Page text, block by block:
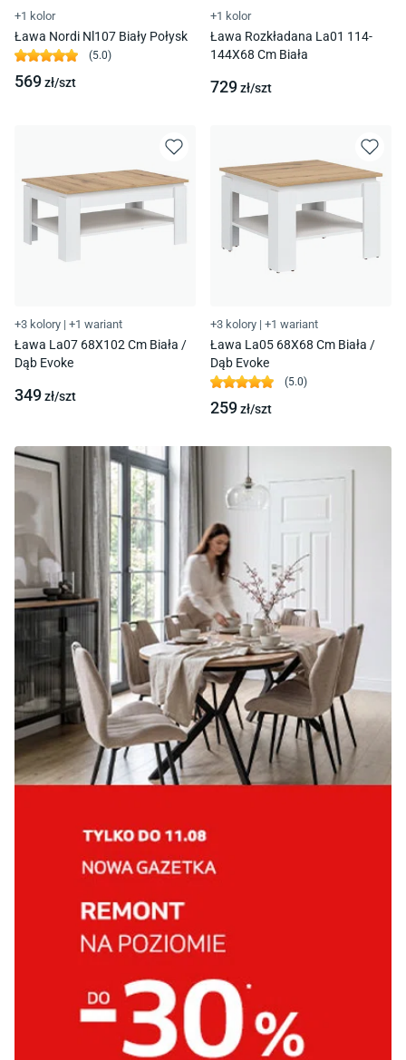
+1 kolor
Ława Nordi Nl107 Biały Połysk
(5.0)
569zł/szt
+1 kolor
Ława Rozkładana La01 114-
144X68 Cm Biała
729zł/szt
+3 kolory | +1 wariant
Ława La07 68X102 Cm Biała /
Dąb Evoke
349zł/szt
+3 kolory | +1 wariant
Ława La05 68X68 Cm Biała /
Dąb Evoke
(5.0)
259zł/szt